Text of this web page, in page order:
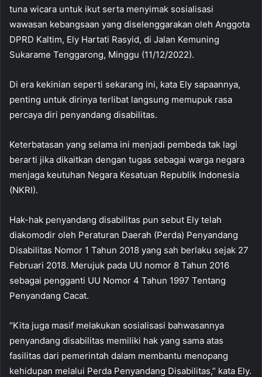
tuna wicara untuk ikut serta menyimak sosialisasi
wawasan kebangsaan yang diselenggarakan oleh Anggota
DPRD Kaltim, Ely Hartati Rasyid, di Jalan Kemuning
Sukarame Tenggarong, Minggu (11/12/2022).
Di era kekinian seperti sekarang ini, kata Ely sapaannya,
penting untuk dirinya terlibat langsung memupuk rasa
percaya diri penyandang disabilitas.
Keterbatasan yang selama ini menjadi pembeda tak lagi
berarti jika dikaitkan dengan tugas sebagai warga negara
menjaga keutuhan Negara Kesatuan Republik Indonesia
(NKRI).
Hak-hak penyandang disabilitas pun sebut Ely telah
diakomodir oleh Peraturan Daerah (Perda) Penyandang
Disabilitas Nomor 1 Tahun 2018 yang sah berlaku sejak 27
Februari 2018. Merujuk pada UU nomor 8 Tahun 2016
sebagai pengganti UU Nomor 4 Tahun 1997 Tentang
Penyandang Cacat.
“Kita juga masif melakukan sosialisasi bahwasannya
penyandang disabilitas memiliki hak yang sama atas
fasilitas dari pemerintah dalam membantu menopang
kehidupan melalui Perda Penyandang Disabilitas,” kata Ely.